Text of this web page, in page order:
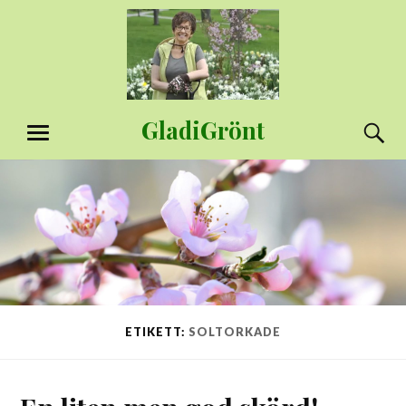
GladiGrönt
MENY
ETIKETT: SOLTORKADE